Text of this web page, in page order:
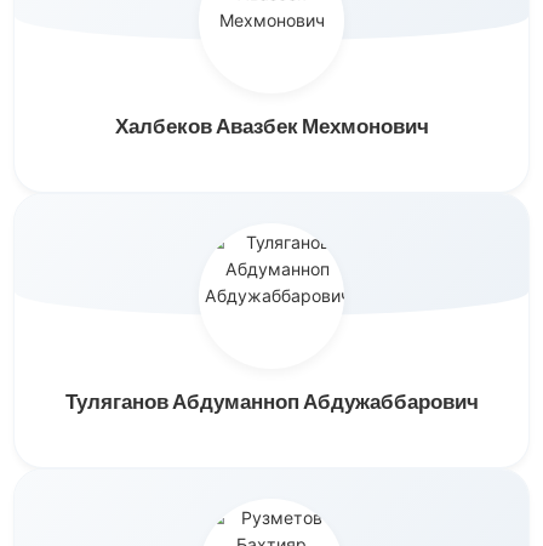
Халбеков Авазбек Мехмонович
Туляганов Абдуманноп Абдужаббарович